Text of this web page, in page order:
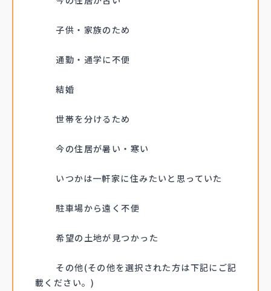
7月ごろ
8月ごろ
9月ごろ
11月ごろ
12月ごろ
子供・家族のため
通勤・通学に不便
結婚
世帯を分けるため
今の住居が暑い・寒い
いつかは一軒家に住みたいと思っていた
駐車場から遠く不便
希望の土地が見つかった
その他(その他を選択された方は下記にご記
載ください。)